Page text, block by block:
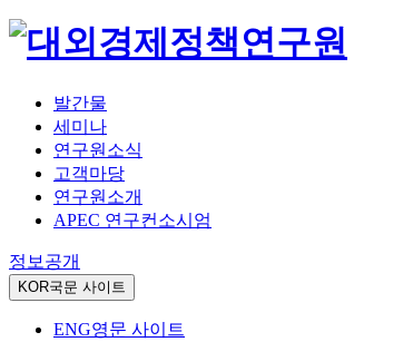
발간물
세미나
연구원소식
고객마당
연구원소개
APEC 연구컨소시엄
정보공개
KOR국문 사이트
ENG영문 사이트